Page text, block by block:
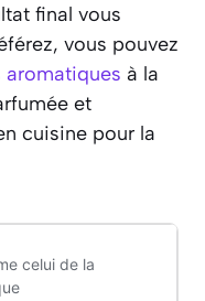
final vous
vous pouvez
aromatiques à la
et
cuisine pour la